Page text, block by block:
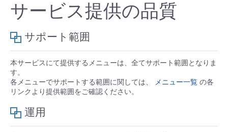
クラウド/サーバー
ネットワーク
データ利活用
クラウド/サーバー
料金情報
料金シミュレーター
故障/メンテナンス情報
サービス提供の品質
サポート範囲
本サービスにて提供するメニューは、全てサポート範囲となりま
す。
各メニューでサポートする範囲に関しては、
メニュー一覧 の各
リンクより提供範囲をご確認ください。
運用